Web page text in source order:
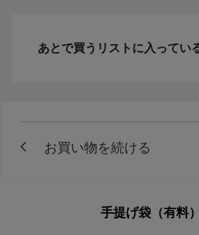
あとで買うリストに入ってい
手提げ袋（有料